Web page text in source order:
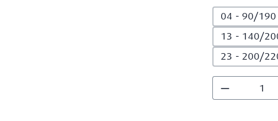
04 - 90/
13 - 140/
23 - 200/
Produkt